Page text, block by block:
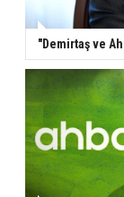
"Demirtaş ve